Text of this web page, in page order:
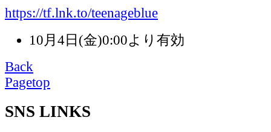
https://tf.lnk.to/teenageblue
10月4日(金)0:00より有効
Back
Pagetop
SNS LINKS